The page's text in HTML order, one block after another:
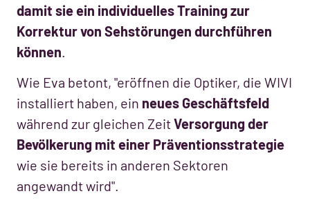
damit sie ein individuelles Training zur
Korrektur von Sehstörungen durchführen
können.
Wie Eva betont, "eröffnen die Optiker, die WIVI
installiert haben, ein neues Geschäftsfeld
während zur gleichen ZeitVersorgung der
Bevölkerung mit einer Präventionsstrategie
wie sie bereits in anderen Sektoren
angewandt wird".